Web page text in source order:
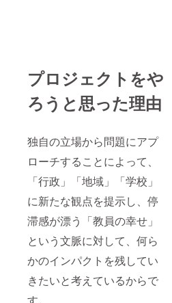
プロジェクトをや
ろうと思った理由
独自の立場から問題にアプ
ローチすることによって、
「行政」「地域」「学校」
に新たな観点を提示し、停
滞感が漂う「教員の幸せ」
という文脈に対して、何ら
かのインパクトを残してい
きたいと考えているからで
す。